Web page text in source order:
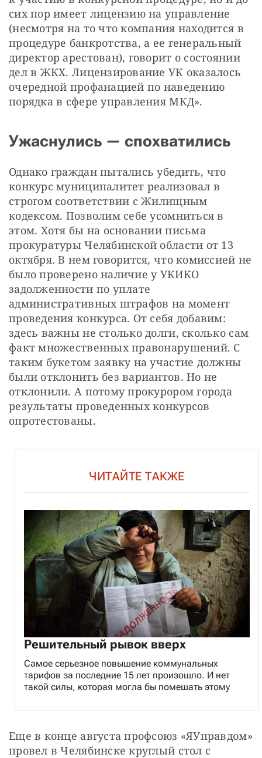
сих пор имеет лицензию на управление
(несмотря на то что компания находится в
процедуре банкротства, а ее генеральный
директор арестован), говорит о состоянии
дел в ЖКХ. Лицензирование УК оказалось
очередной профанацией по наведению
порядка в сфере управления МКД».
Ужаснулись — спохватились
Однако граждан пытались убедить, что
конкурс муниципалитет реализовал в
строгом соответствии с Жилищным
кодексом. Позволим себе усомниться в
этом. Хотя бы на основании письма
прокуратуры Челябинской области от 13
октября. В нем говорится, что комиссией не
было проверено наличие у УКИКО
задолженности по уплате
административных штрафов на момент
проведения конкурса. От себя добавим:
здесь важны не столько долги, сколько сам
факт множественных правонарушений. С
таким букетом заявку на участие должны
были отклонить без вариантов. Но не
отклонили. А потому прокурором города
результаты проведенных конкурсов
опротестованы.
ЧИТАЙТЕ ТАКЖЕ
Решительный рывок вверх
Самое серьезное повышение коммунальных
тарифов за последние 15 лет произошло. И нет
такой силы, которая могла бы помешать этому
Еще в конце августа профсоюз «ЯУправдом»
провел в Челябинске круглый стол с